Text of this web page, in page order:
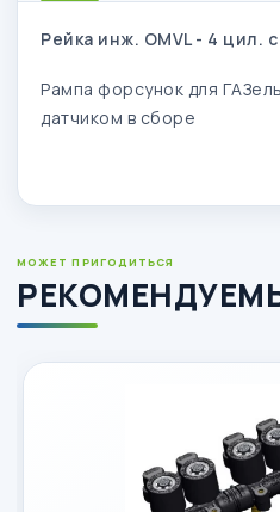
Рейка инж. OMVL - 4 цил.
Рампа форсунок для
датчиком в сборе
МОЖЕТ ПРИГОДИТЬСЯ